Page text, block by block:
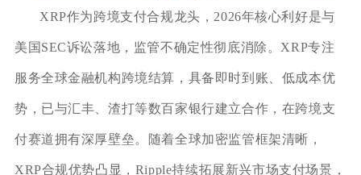
XRP作为跨境支付合规龙头，2026年核心利好是与
美国SEC诉讼落地，监管不确定性彻底消除。XRP专注
服务全球金融机构跨境结算，具备即时到账、低成本优
势，已与汇丰、渣打等数百家银行建立合作，在跨境支
付赛道拥有深厚壁垒。随着全球加密监管框架清晰，
XRP合规优势凸显，Ripple持续拓展新兴市场支付场景，